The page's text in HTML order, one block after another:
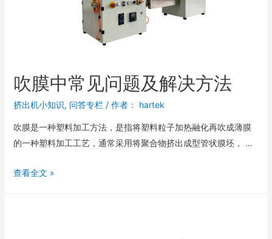
吹膜中常见问题及解决方法
挤出机小知识, 问答专栏/ 作者： hartek
吹膜是一种塑料加工方法，是指将塑料粒子加热融化再吹成薄膜
的一种塑料加工工艺，通常采用将聚合物挤出成型管状膜坯， …
查看全文 »